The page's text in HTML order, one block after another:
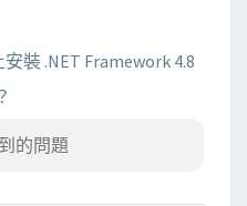
裝 .NET Framework 4.8
的問題